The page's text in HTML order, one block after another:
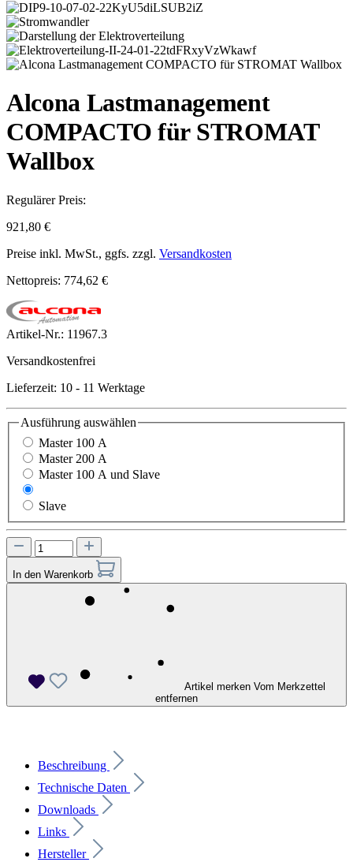
Alcona Lastmanagement
COMPACTO für STROMAT
Wallbox
Regulärer Preis:
921,80 €
Preise inkl. MwSt., ggfs. zzgl. Versandkosten
Nettopreis: 774,62 €
Artikel-Nr.: 11967.3
Versandkostenfrei
Lieferzeit: 10 - 11 Werktage
Ausführung auswählen
Master 100 A
Master 200 A
Master 100 A und Slave
Slave
In den Warenkorb
Artikel merken Vom Merkzettel
entfernen
Beschreibung
Technische Daten
Downloads
Links
Hersteller